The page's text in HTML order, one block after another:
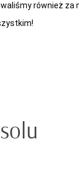
również